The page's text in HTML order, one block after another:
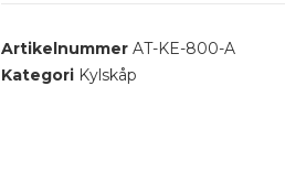
Endörrs kylskåp 800 mm.
Artikelnummer AT-KE-800-A
Kategori Kylskåp